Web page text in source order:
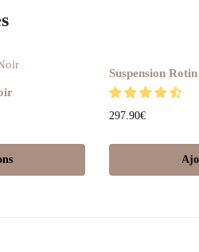
Suspension
297.90€